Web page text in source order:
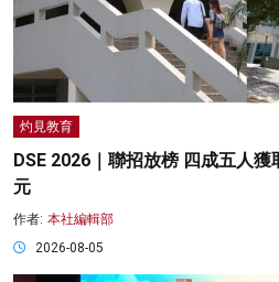
灼見教育
DSE 2026｜聯招放榜 四成五人
元
作者: 本社編輯部
2026-08-05